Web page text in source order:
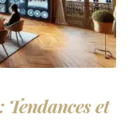
Tendances et